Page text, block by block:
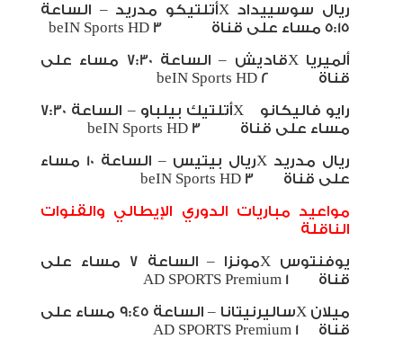
ريال سوسييداد Xأتلتيكو مدريد – الساعة
5:15 مساء على قناة
beIN Sports HD 3
ألميريا X
قاديش – الساعة 7:30 مساء على
قناة beIN Sports HD 2
رايو فاليكانو X
أتلتيك بيلباو – الساعة 7:30
مساء على قناة beIN Sports HD 3
ريال مدريد X
ريال بيتيس – الساعة 10 مساء
على قناة beIN Sports HD 3
مواعيد مباريات الدوري الإيطالي والقنوات
الناقلة
يوفنتوس X
مونزا – الساعة 7 مساء على
قناة AD SPORTS Premium 1
ميلان X
ساليرنيتانا – الساعة 9:45 مساء على
قناة AD SPORTS Premium 1